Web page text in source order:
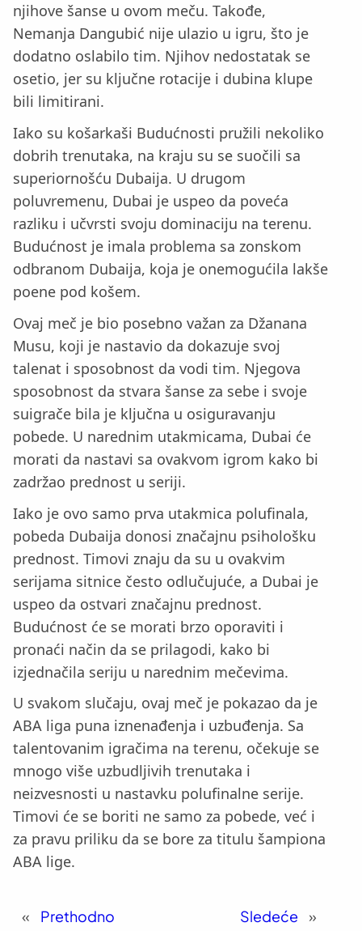
njihove šanse u ovom meču. Takođe,
Nemanja Dangubić nije ulazio u igru, što je
dodatno oslabilo tim. Njihov nedostatak se
osetio, jer su ključne rotacije i dubina klupe
bili limitirani.
Iako su košarkaši Budućnosti pružili nekoliko
dobrih trenutaka, na kraju su se suočili sa
superiornošću Dubaija. U drugom
poluvremenu, Dubai je uspeo da poveća
razliku i učvrsti svoju dominaciju na terenu.
Budućnost je imala problema sa zonskom
odbranom Dubaija, koja je onemogućila lakše
poene pod košem.
Ovaj meč je bio posebno važan za Džanana
Musu, koji je nastavio da dokazuje svoj
talenat i sposobnost da vodi tim. Njegova
sposobnost da stvara šanse za sebe i svoje
suigrače bila je ključna u osiguravanju
pobede. U narednim utakmicama, Dubai će
morati da nastavi sa ovakvom igrom kako bi
zadržao prednost u seriji.
Iako je ovo samo prva utakmica polufinala,
pobeda Dubaija donosi značajnu psihološku
prednost. Timovi znaju da su u ovakvim
serijama sitnice često odlučujuće, a Dubai je
uspeo da ostvari značajnu prednost.
Budućnost će se morati brzo oporaviti i
pronaći način da se prilagodi, kako bi
izjednačila seriju u narednim mečevima.
U svakom slučaju, ovaj meč je pokazao da je
ABA liga puna iznenađenja i uzbuđenja. Sa
talentovanim igračima na terenu, očekuje se
mnogo više uzbudljivih trenutaka i
neizvesnosti u nastavku polufinalne serije.
Timovi će se boriti ne samo za pobede, već i
za pravu priliku da se bore za titulu šampiona
ABA lige.
« Prethodno Sledeće »